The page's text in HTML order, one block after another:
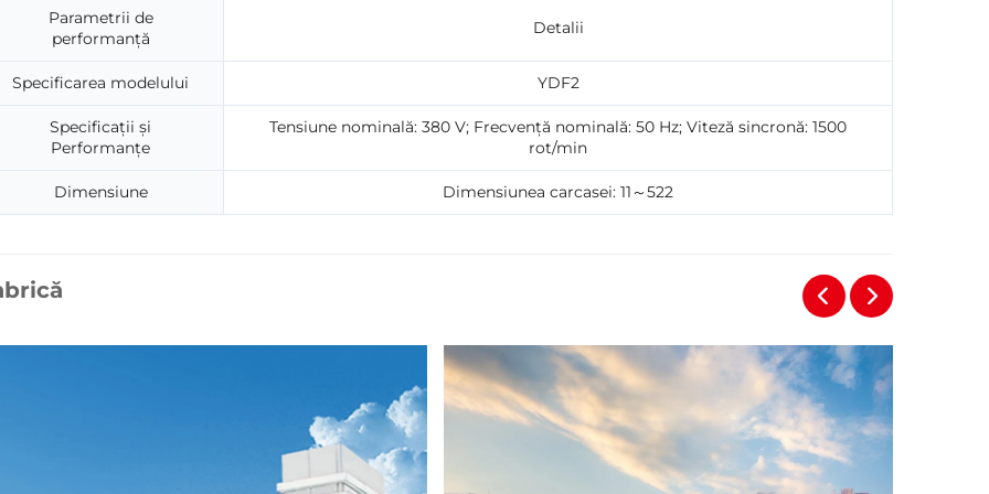
Parametrii de
performanță
Detalii
Specificarea modelului YDF2
Specificații și
Performanțe
Tensiune nominală: 380 V; Frecvență nominală: 50 Hz; Viteză sincronă: 1500
rot/min
Dimensiune Dimensiunea carcasei: 11～522